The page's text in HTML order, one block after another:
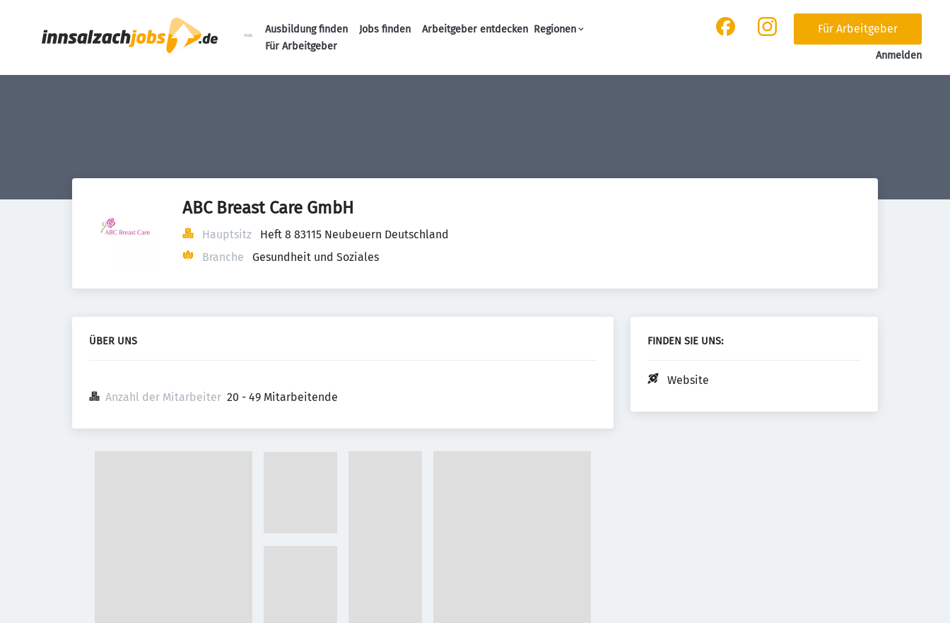
Ausbildung finden Jobs finden Arbeitgeber entdecken Regionen
Für Arbeitgeber
Für Arbeitgeber
Anmelden
ABC Breast Care GmbH
Hauptsitz
Heft 8 83115 Neubeuern Deutschland
Branche
Gesundheit und Soziales
ÜBER UNS
Anzahl der Mitarbeiter 20 - 49 Mitarbeitende
FINDEN SIE UNS:
Website